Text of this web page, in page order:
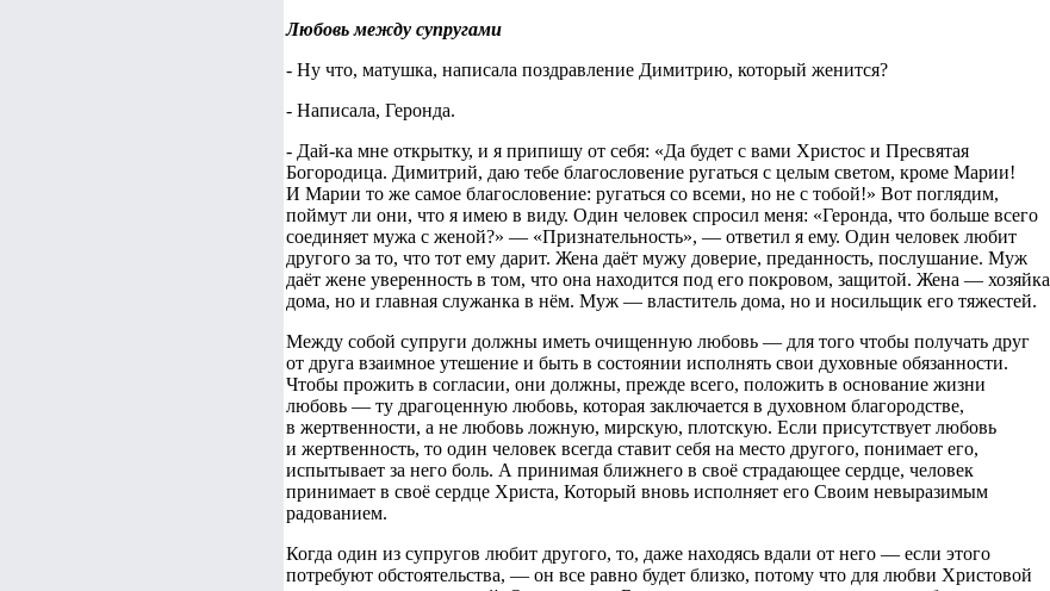
Любовь между супругами
- Ну что, матушка, написала поздравление Димитрию, который женится?
- Написала, Геронда.
- Дай-ка мне открытку, и я припишу от себя: «Да будет с вами Христос и Пресвятая
Богородица. Димитрий, даю тебе благословение ругаться с целым светом, кроме Марии!
И Марии то же самое благословение: ругаться со всеми, но не с тобой!» Вот поглядим,
поймут ли они, что я имею в виду. Один человек спросил меня: «Геронда, что больше всего
соединяет мужа с женой?» — «Признательность», — ответил я ему. Один человек любит
другого за то, что тот ему дарит. Жена даёт мужу доверие, преданность, послушание. Муж
даёт жене уверенность в том, что она находится под его покровом, защитой. Жена — хозяйка
дома, но и главная служанка в нём. Муж — властитель дома, но и носильщик его тяжестей.
Между собой супруги должны иметь очищенную любовь — для того чтобы получать друг
от друга взаимное утешение и быть в состоянии исполнять свои духовные обязанности.
Чтобы прожить в согласии, они должны, прежде всего, положить в основание жизни
любовь — ту драгоценную любовь, которая заключается в духовном благородстве,
в жертвенности, а не любовь ложную, мирскую, плотскую. Если присутствует любовь
и жертвенность, то один человек всегда ставит себя на место другого, понимает его,
испытывает за него боль. А принимая ближнего в своё страдающее сердце, человек
принимает в своё сердце Христа, Который вновь исполняет его Своим невыразимым
радованием.
Когда один из супругов любит другого, то, даже находясь вдали от него — если этого
потребуют обстоятельства, — он все равно будет близко, потому что для любви Христовой